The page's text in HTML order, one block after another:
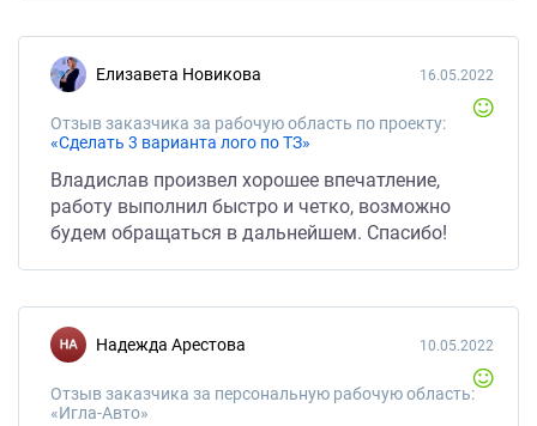
Елизавета Новикова
Отзыв заказчика за рабочую область по проекту:
«Сделать 3 варианта лого по ТЗ»
16.05.2022
Владислав произвел хорошее впечатление,
работу выполнил быстро и четко, возможно
будем обращаться в дальнейшем. Спасибо!
Надежда Арестова
Отзыв заказчика за персональную рабочую область:
«Игла-Авто»
10.05.2022